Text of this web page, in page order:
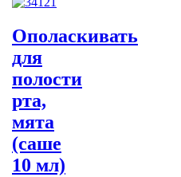
Ополаскивать
для
полости
рта,
мята
(саше
10 мл)